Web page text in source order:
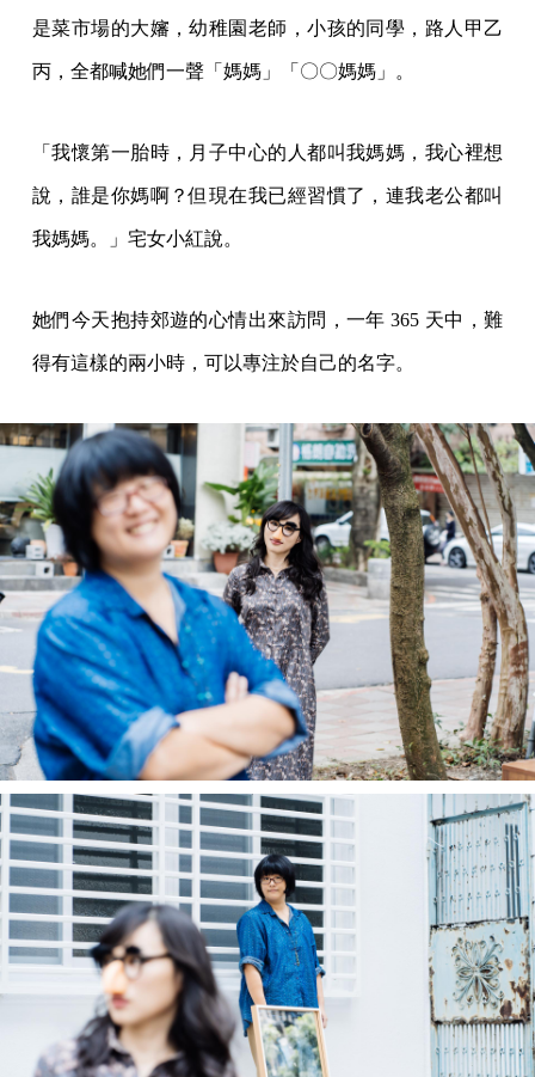
是菜市場的大嬸，幼稚園老師，小孩的同學，路人甲乙
丙，全都喊她們一聲「媽媽」「〇〇媽媽」。
「我懷第一胎時，月子中心的人都叫我媽媽，我心裡想
說，誰是你媽啊？但現在我已經習慣了，連我老公都叫
我媽媽。」宅女小紅說。
她們今天抱持郊遊的心情出來訪問，一年 365 天中，難
得有這樣的兩小時，可以專注於自己的名字。